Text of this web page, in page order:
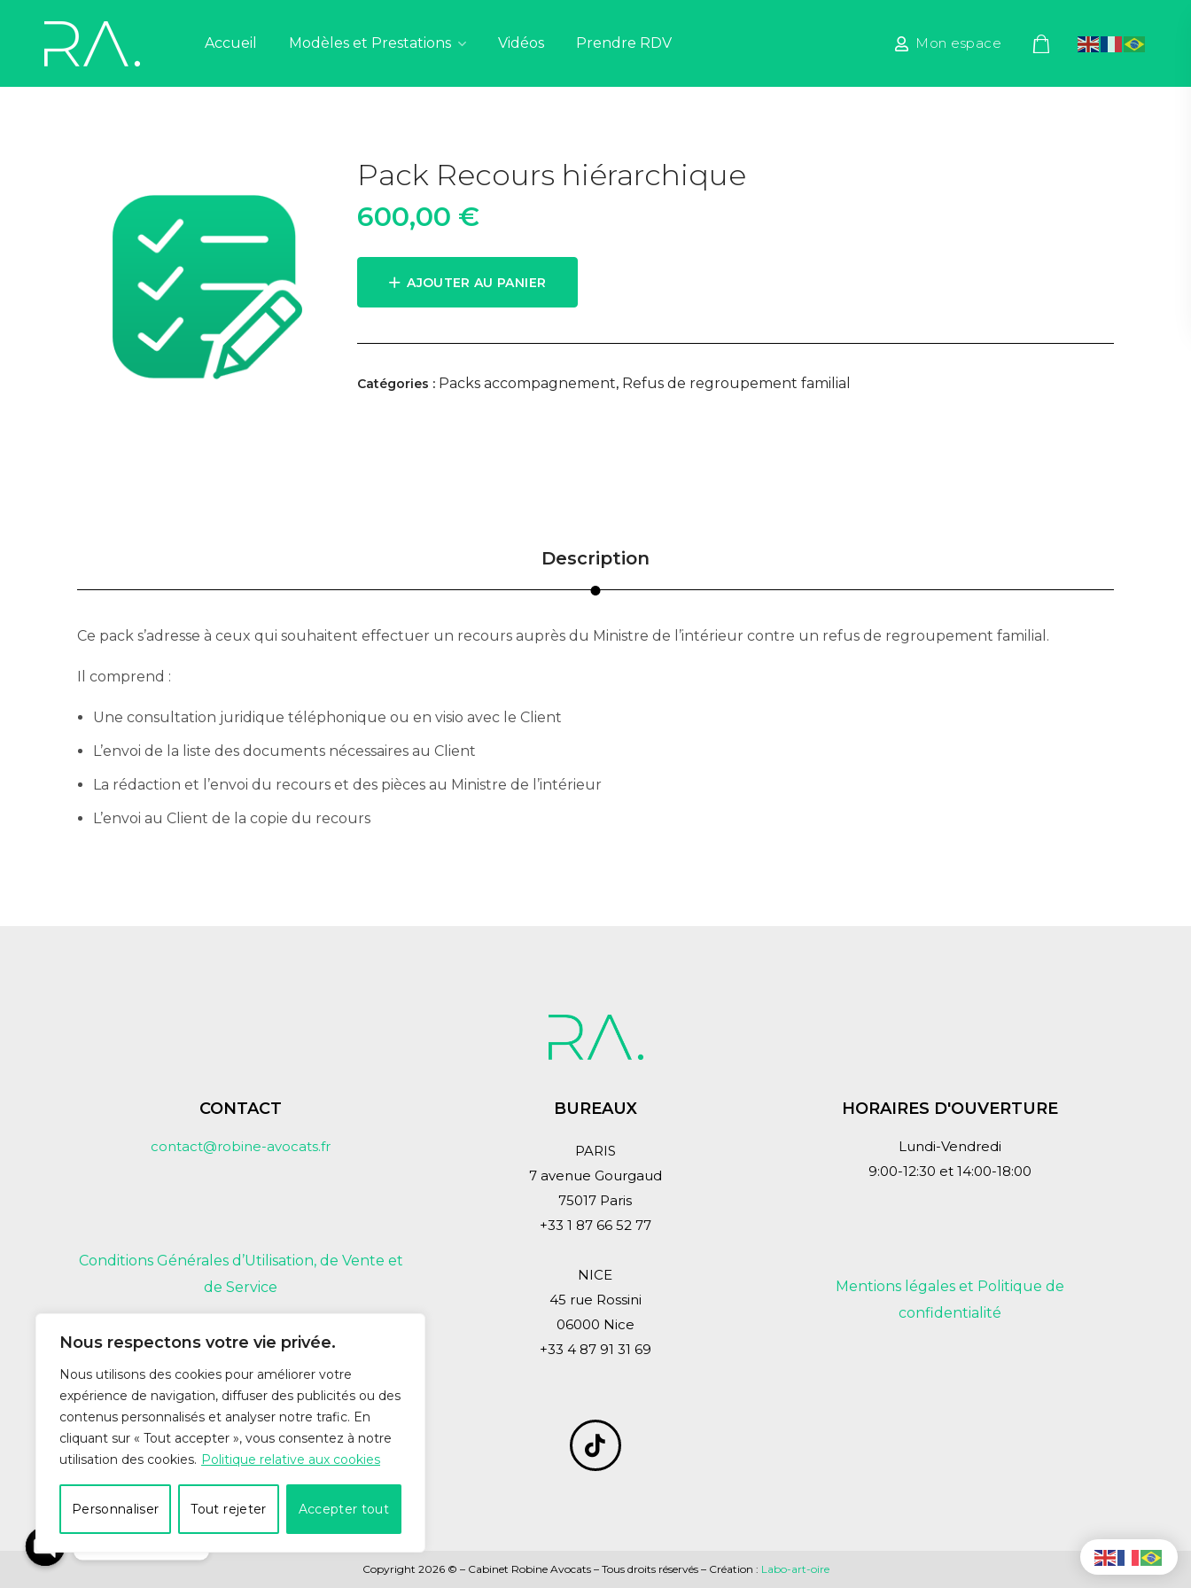
Nous respectons votre vie privée.
Nous utilisons des cookies pour améliorer votre
expérience de navigation, diffuser des publicités ou des
contenus personnalisés et analyser notre trafic. En
cliquant sur « Tout accepter », vous consentez à notre
utilisation des cookies. Politique relative aux cookies
Personnaliser Tout rejeter Accepter tout
Accueil Modèles et Prestations Vidéos Prendre RDV Mon espace
Nous contacter
Pack Recours hiérarchique
600,00 €
AJOUTER AU PANIER
Catégories : Packs accompagnement, Refus de regroupement familial
Description
Ce pack s’adresse à ceux qui souhaitent effectuer un recours auprès du Ministre de l’intérieur contre un refus de regroupement familial.
Il comprend :
Une consultation juridique téléphonique ou en visio avec le Client
L’envoi de la liste des documents nécessaires au Client
La rédaction et l’envoi du recours et des pièces au Ministre de l’intérieur
L’envoi au Client de la copie du recours
CONTACT
contact@robine-avocats.fr
Conditions Générales d’Utilisation, de Vente et
de Service
BUREAUX
PARIS
7 avenue Gourgaud
75017 Paris
+33 1 87 66 52 77
NICE
45 rue Rossini
06000 Nice
+33 4 87 91 31 69
HORAIRES D'OUVERTURE
Lundi-Vendredi
9:00-12:30 et 14:00-18:00
Mentions légales et Politique de
confidentialité
Copyright 2026 © – Cabinet Robine Avocats – Tous droits réservés – Création : Labo-art-oire